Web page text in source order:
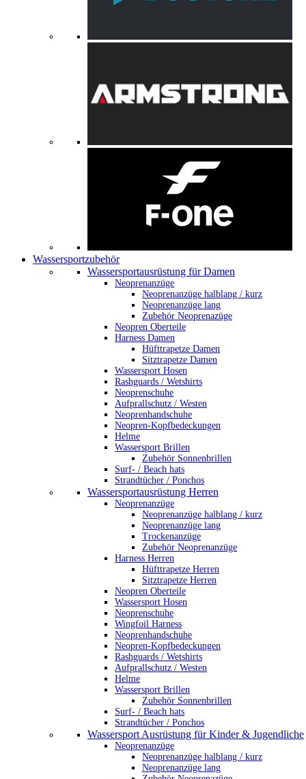
Wassersportzubehör
Wassersportausrüstung für Damen
Neoprenanzüge
Neoprenanzüge halblang / kurz
Neoprenanzüge lang
Zubehör Neoprenazüge
Neopren Oberteile
Harness Damen
Hüfttrapetze Damen
Sitztrapetze Damen
Wassersport Hosen
Rashguards / Wetshirts
Neoprenschuhe
Aufprallschutz / Westen
Neoprenhandschuhe
Neopren-Kopfbedeckungen
Helme
Wassersport Brillen
Zubehör Sonnenbrillen
Surf- / Beach hats
Strandtücher / Ponchos
Wassersportausrüstung Herren
Neoprenanzüge
Neoprenanzüge halblang / kurz
Neoprenanzüge lang
Trockenanzüge
Zubehör Neoprenanzüge
Harness Herren
Hüfttrapetze Herren
Sitztrapetze Herren
Neopren Oberteile
Wassersport Hosen
Neoprenschuhe
Wingfoil Harness
Neoprenhandschuhe
Neopren-Kopfbedeckungen
Rashguards / Wetshirts
Aufprallschutz / Westen
Helme
Wassersport Brillen
Zubehör Sonnenbrillen
Surf- / Beach hats
Strandtücher / Ponchos
Wassersport Ausrüstung für Kinder & Jugendliche
Neoprenanzüge
Neoprenanzüge halblang / kurz
Neoprenanzüge lang